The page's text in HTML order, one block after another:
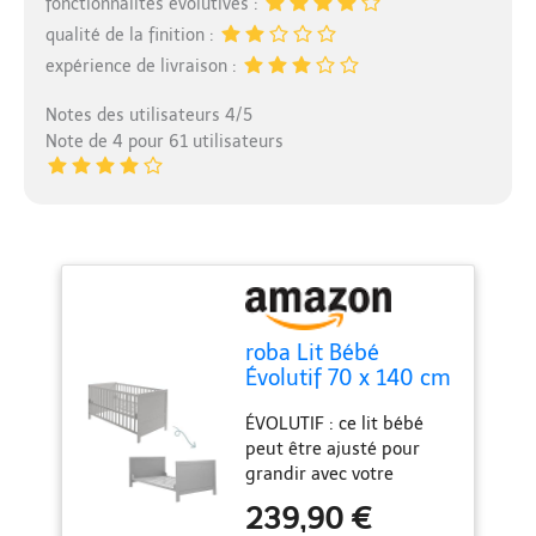
qualité de la finition :
expérience de livraison :
Notes des utilisateurs 4/5
Note de 4 pour 61 utilisateurs
roba Lit Bébé
Évolutif 70 x 140 cm
Enfant - Jusqu'à 7
Ans - Hauteur
Réglable - Coins de
Conversion Incluses
- 3 Barreaux
ÉVOLUTIF : ce lit bébé
peut être ajusté pour
grandir avec votre
bébé à un lit enfant, ce
239,90 €